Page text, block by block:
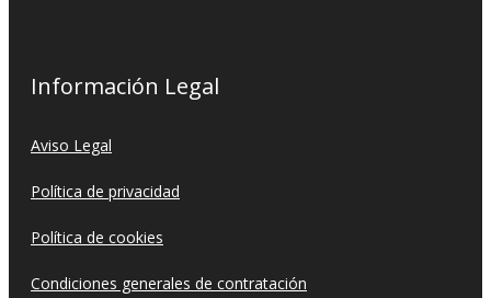
Información Legal
Aviso Legal
Política de privacidad
Política de cookies
Condiciones generales de contratación